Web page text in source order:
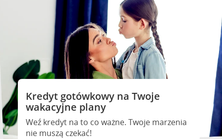
Kredyt gotówkowy na Twoje
wakacyjne plany
Weź kredyt na to co ważne. Twoje marzenia
nie muszą czekać!